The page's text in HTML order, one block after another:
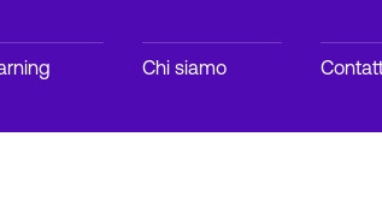
Chi siamo